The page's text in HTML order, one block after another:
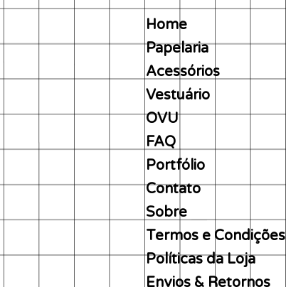
Home
Papelaria
Acessórios
Vestuário
OVU
FAQ
Portfólio
Contato
Sobre
Termos e Condições
Políticas da Loja
Envios & Retornos